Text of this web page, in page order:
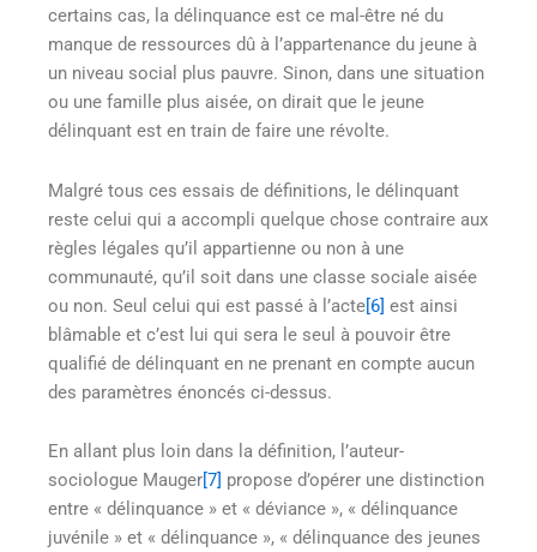
certains cas, la délinquance est ce mal-être né du
manque de ressources dû à l’appartenance du jeune à
un niveau social plus pauvre. Sinon, dans une situation
ou une famille plus aisée, on dirait que le jeune
délinquant est en train de faire une révolte.
Malgré tous ces essais de définitions, le délinquant
reste celui qui a accompli quelque chose contraire aux
règles légales qu’il appartienne ou non à une
communauté, qu’il soit dans une classe sociale aisée
ou non. Seul celui qui est passé à l’acte[6] est ainsi
blâmable et c’est lui qui sera le seul à pouvoir être
qualifié de délinquant en ne prenant en compte aucun
des paramètres énoncés ci-dessus.
En allant plus loin dans la définition, l’auteur-
sociologue Mauger [7] propose d’opérer une distinction
entre « délinquance » et « déviance », « délinquance
juvénile » et « délinquance », « délinquance des jeunes